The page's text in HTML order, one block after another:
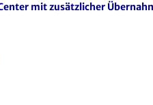
mit zusätzlicher